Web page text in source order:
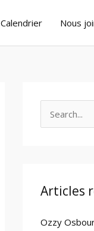
Calendrier Nous
c
f
Articles
Ozzy